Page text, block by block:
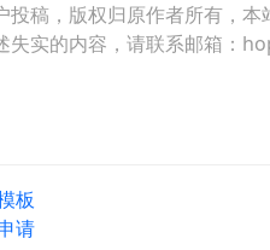
投稿，版权归原作者所有，
失实的内容，请联系邮箱：
板
请